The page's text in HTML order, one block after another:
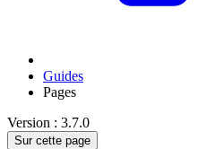
Guides
Pages
Version : 3.7.0
Sur cette page